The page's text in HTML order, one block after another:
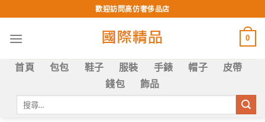
to
content
歡迎訪問高仿奢侈品店
0
首頁 包包 鞋子 服裝 手錶 帽子
皮帶
錢包
飾品